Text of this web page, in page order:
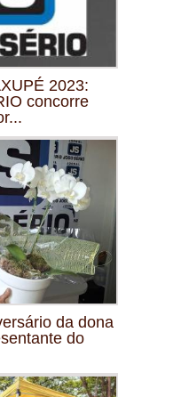
2023:
concorre
da dona
do